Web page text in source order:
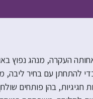
העקרה, מנהג נפוץ
נתק ארוך כדי להתחתן עם
בהן פותחים